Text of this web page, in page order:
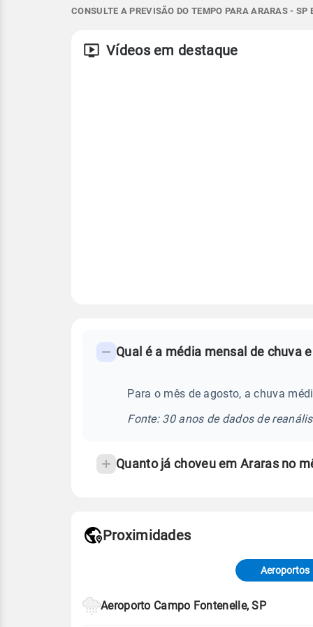
Temperatura
17°28°
17°21°
S - 10km/h
S - 29km/h
CONSULTE A PREVISÃO DO TEMPO PARA ARARAS - SP
Vídeos em destaque
frequentes
temperatura
Qual é a média mensal de chuva
Para o mês de agosto, a chuva
Fonte: 30 anos de dados de
Quanto já choveu em Araras no
de Tempo e Estudos Climáticos
Proximidades
Aeroportos
Aeroporto Campo Fontenelle, SP